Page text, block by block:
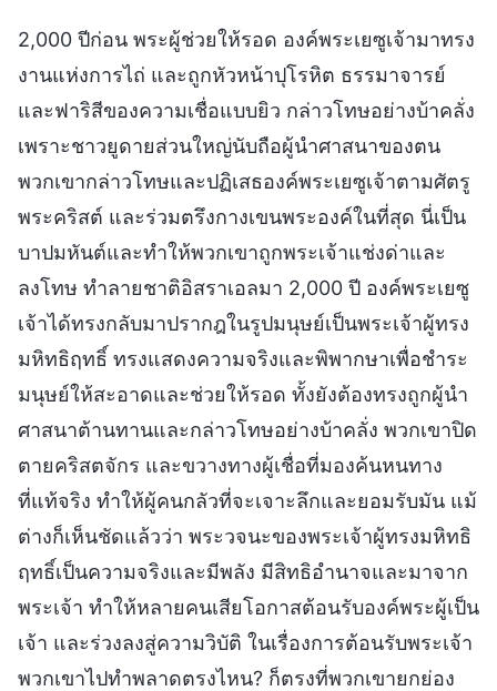
2,000 ปีก่อน พระผู้ช่วยให้รอด องค์พระเยซูเจ้ามาทรง
งานแห่งการไถ่ และถูกหัวหน้าปุโรหิต ธรรมาจารย์
และฟาริสีของความเชื่อแบบยิว กล่าวโทษอย่างบ้าคลั่ง
เพราะชาวยูดายส่วนใหญ่นับถือผู้นำศาสนาของตน
พวกเขากล่าวโทษและปฏิเสธองค์พระเยซูเจ้าตามศัตรู
พระคริสต์ และร่วมตรึงกางเขนพระองค์ในที่สุด นี่เป็น
บาปมหันต์และทำให้พวกเขาถูกพระเจ้าแช่งด่าและ
ลงโทษ ทำลายชาติอิสราเอลมา 2,000 ปี องค์พระเยซู
เจ้าได้ทรงกลับมาปรากฎในรูปมนุษย์เป็นพระเจ้าผู้ทรง
มหิทธิฤทธิ์ ทรงแสดงความจริงและพิพากษาเพื่อชำระ
มนุษย์ให้สะอาดและช่วยให้รอด ทั้งยังต้องทรงถูกผู้นำ
ศาสนาต้านทานและกล่าวโทษอย่างบ้าคลั่ง พวกเขาปิด
ตายคริสตจักร และขวางทางผู้เชื่อที่มองค้นหนทาง
ที่แท้จริง ทำให้ผู้คนกลัวที่จะเจาะลึกและยอมรับมัน แม้
ต่างก็เห็นชัดแล้วว่า พระวจนะของพระเจ้าผู้ทรงมหิทธิ
ฤทธิ์เป็นความจริงและมีพลัง มีสิทธิอำนาจและมาจาก
พระเจ้า ทำให้หลายคนเสียโอกาสต้อนรับองค์พระผู้เป็น
เจ้า และร่วงลงสู่ความวิบัติ ในเรื่องการต้อนรับพระเจ้า
พวกเขาไปทำพลาดตรงไหน? ก็ตรงที่พวกเขายกย่อง